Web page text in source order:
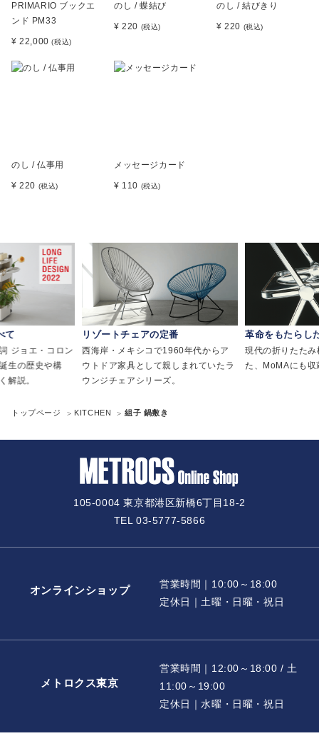
PRIMARIO ブックエ
ンド PM33
¥ 22,000(税込)
のし / 蝶結び
¥ 220 (税込)
のし / 結びきり
¥ 220 (税込)
のし / 仏事用
¥ 220 (税込)
メッセージカード
¥ 110 (税込)
て
ジョエ・コロン
生の歴史や構
解説。
リゾートチェアの定番
西海岸・メキシコで1960年代からア
ウトドア家具として親しまれていたラ
ウンジチェアシリーズ。
革命をもたらし
現代の折りたた
た、MoMAにも収
トップページ KITCHEN 組子 鍋敷き
105-0004 東京都港区新橋6丁目18-2
TEL 03-5777-5866
オンラインショップ
営業時間｜10:00～18:00
定休日｜土曜・日曜・祝日
メトロクス東京
営業時間｜12:00～18:00 / 土
11:00～19:00
定休日｜水曜・日曜・祝日